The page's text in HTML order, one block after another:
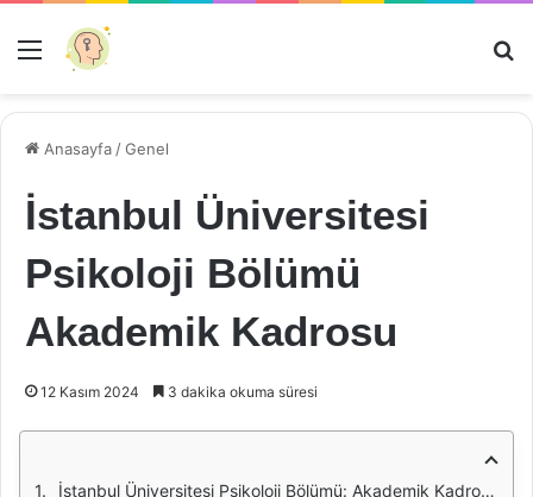
Menü
Anasayfa /Genel
İstanbul Üniversitesi
Psikoloji Bölümü
Akademik Kadrosu
12 Kasım 2024 3 dakika okuma süresi
İstanbul Üniversitesi Psikoloji Bölümü: Akademik Kadro ve Uzmanlık Alanları